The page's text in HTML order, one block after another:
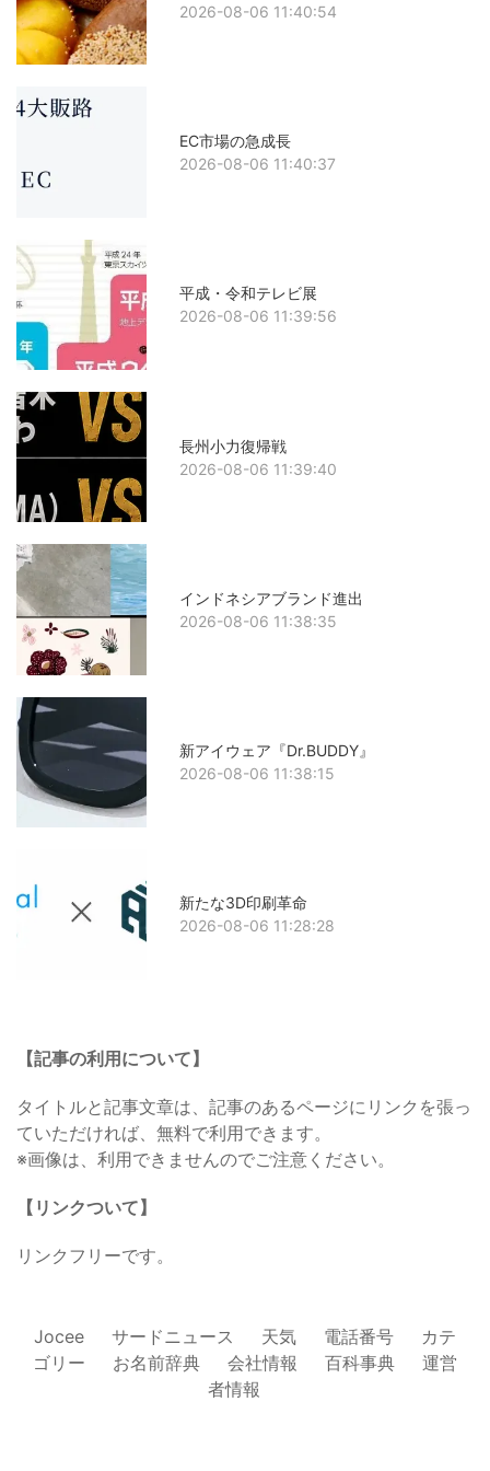
2026-08-06 11:40:54
EC市場の急成長
2026-08-06 11:40:37
平成・令和テレビ展
2026-08-06 11:39:56
長州小力復帰戦
2026-08-06 11:39:40
インドネシアブランド進出
2026-08-06 11:38:35
新アイウェア『Dr.BUDDY』
2026-08-06 11:38:15
新たな3D印刷革命
2026-08-06 11:28:28
【記事の利用について】
タイトルと記事文章は、記事のあるページにリンクを張っ
ていただければ、無料で利用できます。
※画像は、利用できませんのでご注意ください。
【リンクついて】
リンクフリーです。
Jocee サードニュース 天気 電話番号
カテ
ゴリー
お名前辞典 会社情報 百科事典
運営
者情報